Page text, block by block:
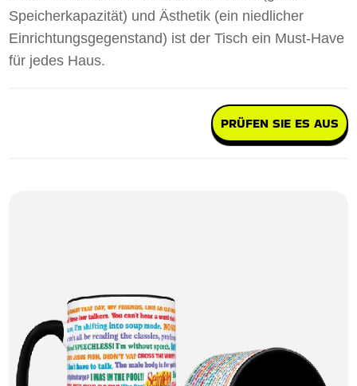
Speicherkapazität) und Ästhetik (ein niedlicher
Einrichtungsgegenstand) ist der Tisch ein Must-Have
für jedes Haus.
PRÜFEN SIE ES AUS